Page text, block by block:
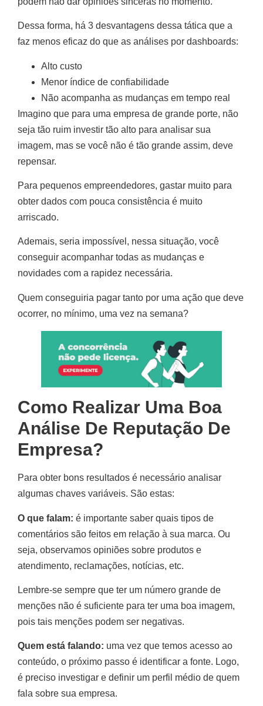
Dessa forma, há 3 desvantagens dessa tática que a
faz menos eficaz do que as análises por dashboards:
Alto custo
Menor índice de confiabilidade
Não acompanha as mudanças em tempo real
Imagino que para uma empresa de grande porte, não
seja tão ruim investir tão alto para analisar sua
imagem, mas se você não é tão grande assim, deve
repensar.
Para pequenos empreendedores, gastar muito para
obter dados com pouca consistência é muito
arriscado.
Ademais, seria impossível, nessa situação, você
conseguir acompanhar todas as mudanças e
novidades com a rapidez necessária.
Quem conseguiria pagar tanto por uma ação que deve
ocorrer, no mínimo, uma vez na semana?
Como Realizar Uma Boa
Análise De Reputação De
Empresa?
Para obter bons resultados é necessário analisar
algumas chaves variáveis. São estas:
O que falam: é importante saber quais tipos de
comentários são feitos em relação à sua marca. Ou
seja, observamos opiniões sobre produtos e
atendimento, reclamações, notícias, etc.
Lembre-se sempre que ter um número grande de
menções não é suficiente para ter uma boa imagem,
pois tais menções podem ser negativas.
Quem está falando: uma vez que temos acesso ao
conteúdo, o próximo passo é identificar a fonte. Logo,
é preciso investigar e definir um perfil médio de quem
fala sobre sua empresa.